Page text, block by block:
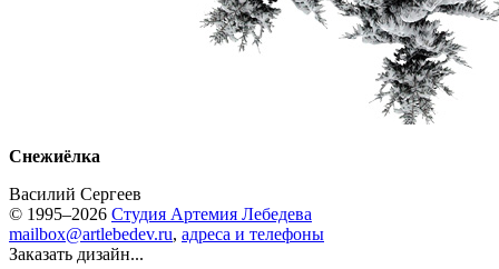
Снежиёлка
Василий Сергеев
© 1995–2026 Студия Артемия Лебедева
mailbox@artlebedev.ru, адреса и телефоны
Заказать дизайн...